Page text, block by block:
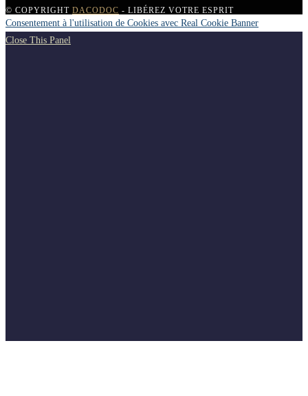
© COPYRIGHT DACODOC - LIBÉREZ VOTRE ESPRIT
Consentement à l'utilisation de Cookies avec Real Cookie Banner
Close This Panel